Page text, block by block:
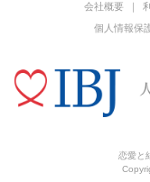
会社概要
個人情報保
恋愛と